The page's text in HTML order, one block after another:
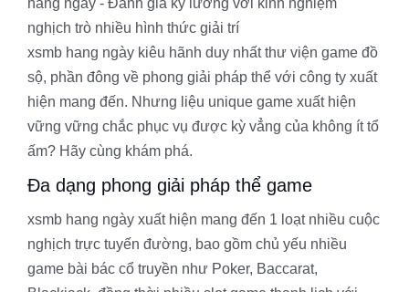
xsmb hang ngày kiêu hãnh duy nhất thư viện game đồ
sộ, phần đông về phong giải pháp thể với công ty xuất
hiện mang đến. Nhưng liệu unique game xuất hiện
vững vững chắc phục vụ được kỳ vẳng của không ít tổ
ấm? Hãy cùng khám phá.
Đa dạng phong giải pháp thể game
xsmb hang ngày xuất hiện mang đến 1 loạt nhiều cuộc
nghịch trực tuyến đường, bao gồm chủ yếu nhiều
game bài bác cổ truyền như Poker, Baccarat,